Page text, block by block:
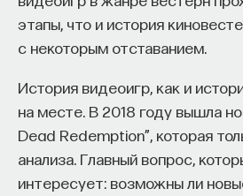
этапы, что и история
с некоторым отставанием.
История видеоигр, как и
на месте. В 2018 году вышла
Dead Redemption”, которая
анализа. Главный вопрос,
интересует: возможны ли